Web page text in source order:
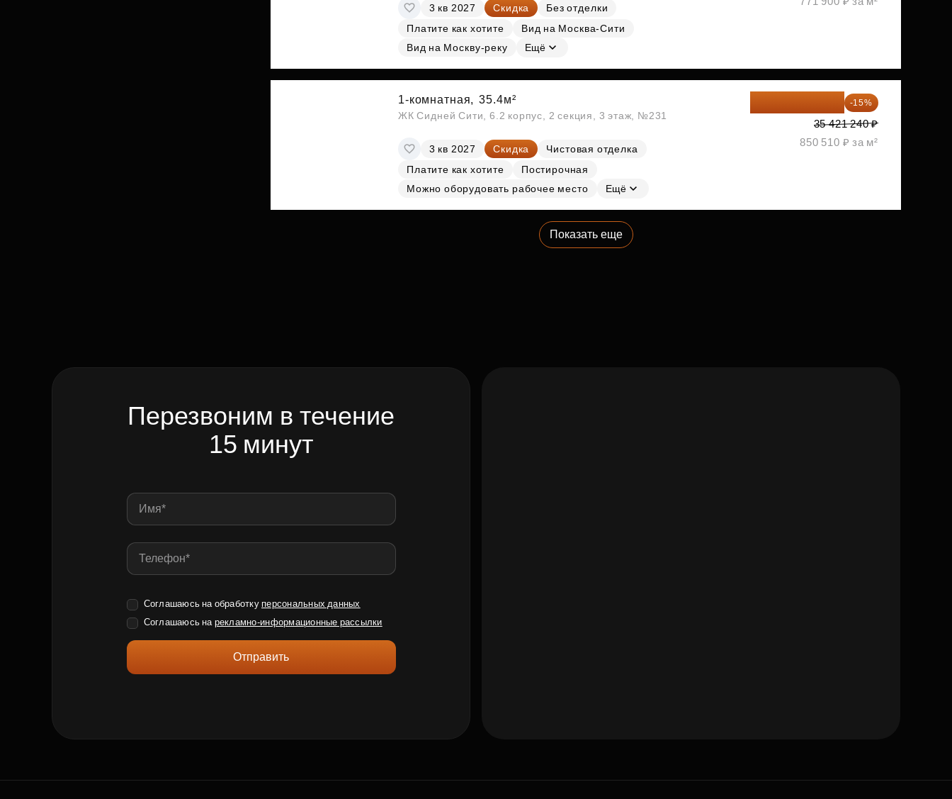
3 кв 2027 Скидка
Без отделки
Платите как хотите
Вид на Москва-Сити
Вид на Москву-реку
Ещё
1-комнатная, 35.4м²
ЖК Сидней Сити, 6.2 корпус, 2 секция, 3 этаж, №231
3 кв 2027 Скидка
Чистовая отделка
Платите как хотите
Постирочная
Можно оборудовать рабочее место
Ещё
-15%
35 421 240 ₽
850 510 ₽ за м²
Показать еще
Перезвоним в течение
15 минут
Соглашаюсь на обработку персональных данных
Соглашаюсь на рекламно-информационные рассылки
Отправить